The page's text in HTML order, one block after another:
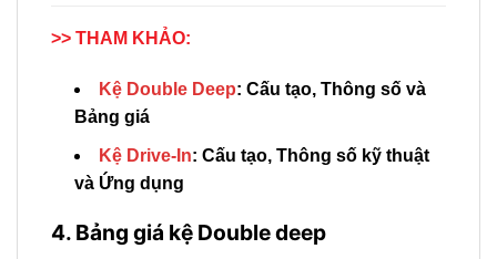
>> THAM KHẢO:
Kệ Double Deep: Cấu tạo, Thông số và
Bảng giá
Kệ Drive-In: Cấu tạo, Thông số kỹ thuật
và Ứng dụng
4. Bảng giá kệ Double deep